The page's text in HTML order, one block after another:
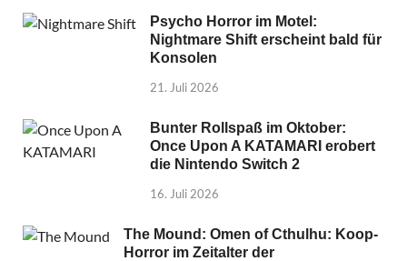
Psycho Horror im Motel:
Nightmare Shift erscheint bald für
Konsolen
21. Juli 2026
Bunter Rollspaß im Oktober:
Once Upon A KATAMARI erobert
die Nintendo Switch 2
16. Juli 2026
The Mound: Omen of Cthulhu: Koop-
Horror im Zeitalter der